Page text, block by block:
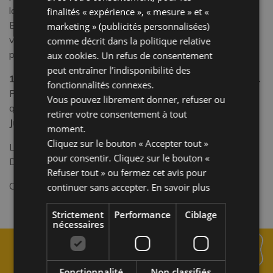
la recherche des matières premières.
Et à toute heure, vous pouvez nager dans lapiscine
vous détendre sur les chaises longues aux alentours en
prenant l’apéritif.
10 % de réduction pour les familles du 24 au 31 août.
Profitez-en dès maintenant, car cette
offre
que pour un nombre limité de chambres et
Juillet
L’OFFRE NE PEUT PAS ÊTRE COMBINÉE AVEC
D’AUTRES PROMOTIONS ACTIVES.
Contactez-nous pour un devis personnalisé !
finalités « expérience », « mesure » et «
marketing » (publicités personnalisées)
comme décrit dans la politique relative
aux cookies. Un refus de consentement
peut entraîner l’indisponibilité des
fonctionnalités connexes.
Vous pouvez librement donner, refuser ou
retirer votre consentement à tout
moment.
Cliquez sur le bouton « Accepter tout »
pour consentir. Cliquez sur le bouton «
Refuser tout » ou fermez cet avis pour
continuer sans accepter. En savoir plus
Strictement
nécessaires
Performance Ciblage